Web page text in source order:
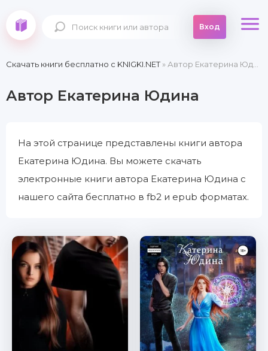
Вход
Скачать книги бесплатно c KNIGKI.NET» Автор Екатерина Юдина
Автор Екатерина Юдина
На этой странице представлены книги автора
Екатерина Юдина. Вы можете скачать
электронные книги автора Екатерина Юдина с
нашего сайта бесплатно в fb2 и epub форматах.